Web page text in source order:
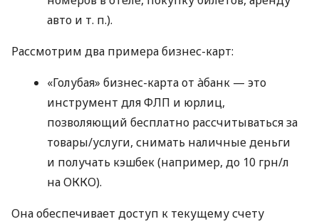
авто и т. п.).
Рассмотрим два примера бизнес-карт:
«Голубая» бизнес-карта от àбанк — это
инструмент для ФЛП и юрлиц,
позволяющий бесплатно рассчитываться за
товары/услуги, снимать наличные деньги
и получать кэшбек (например, до 10 грн/л
на ОККО).
Она обеспечивает доступ к текущему счету